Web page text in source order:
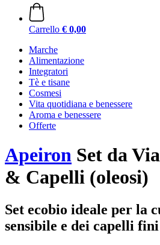
Carrello € 0,00
Marche
Alimentazione
Integratori
Tè e tisane
Cosmesi
Vita quotidiana e benessere
Aroma e benessere
Offerte
Apeiron Set da
& Capelli (oleosi)
Set ecobio ideale per la
sensibile e dei capelli fini